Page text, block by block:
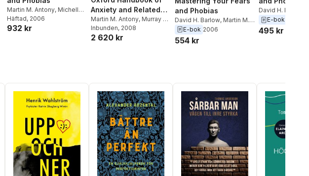
Martin M. Antony, Michelle
G. Craske,David H. Barlow
Häftad, 2006
932 kr
Anxiety and Related
Disorders
Martin M. Antony, Murray B.
Stein
Inbunden, 2008
2 620 kr
and Phobias
David H. Barlow, Martin M.
Antony,Michelle G. Craske
E-bok 2006
554 kr
David H. Barlow
G. Craske
E-bok
495 kr